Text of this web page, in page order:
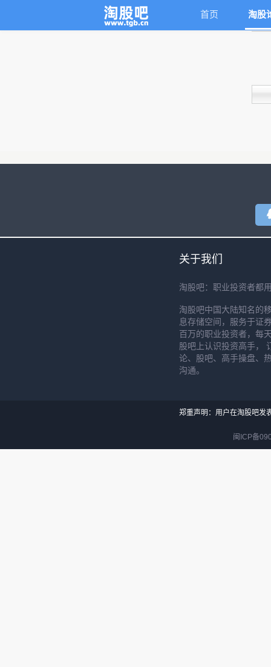
首页 淘股
关于我们
淘股吧：职业投资者都
淘股吧中国大陆知名的
息存储空间，服务于证
百万的职业投资者，每
股吧上认识投资高手，
论、股吧、高手操盘、
沟通。
郑重声明：用户在淘股吧发
闽ICP备